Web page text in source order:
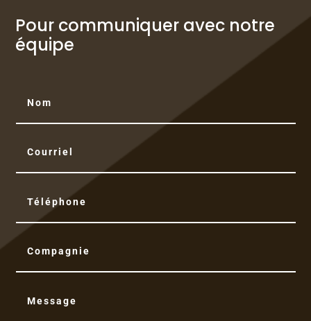
Pour communiquer avec notre
équipe